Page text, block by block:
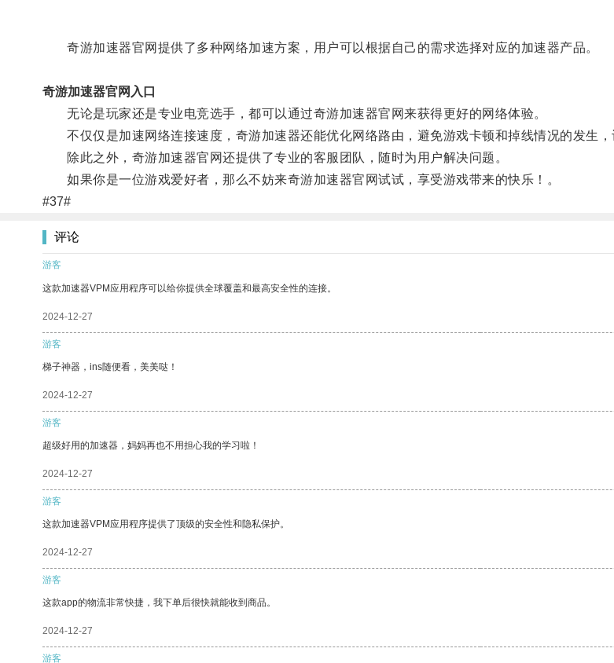
奇游加速器官网提供了多种网络加速方案，用户可以根据自己的需求选择对应的加速器产品。
奇游加速器官网入口
无论是玩家还是专业电竞选手，都可以通过奇游加速器官网来获得更好的网络体验。
不仅仅是加速网络连接速度，奇游加速器还能优化网络路由，避免游戏卡顿和掉线情况的发生，
除此之外，奇游加速器官网还提供了专业的客服团队，随时为用户解决问题。
如果你是一位游戏爱好者，那么不妨来奇游加速器官网试试，享受游戏带来的快乐！。
#37#
评论
游客
这款加速器VPM应用程序可以给你提供全球覆盖和最高安全性的连接。
2024-12-27
游客
梯子神器，ins随便看，美美哒！
2024-12-27
游客
超级好用的加速器，妈妈再也不用担心我的学习啦！
2024-12-27
游客
这款加速器VPM应用程序提供了顶级的安全性和隐私保护。
2024-12-27
游客
这款app的物流非常快捷，我下单后很快就能收到商品。
2024-12-27
游客